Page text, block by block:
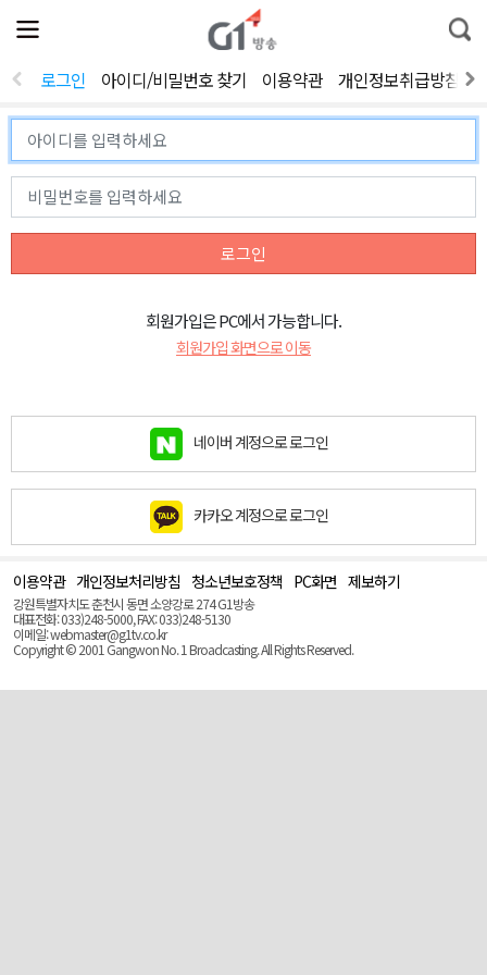
전
체
뉴
열
통
합
색
로그인 아이디/비밀번호 찾기 이용약관 개인정보취급방침
로그인
회원가입은 PC에서 가능합니다.
회원가입 화면으로 이동
네이버 계정으로 로그인
카카오 계정으로 로그인
이용약관 개인정보처리방침 청소년보호정책 PC화면 제보하기
강원특별자치도 춘천시 동면 소양강로 274 G1방송
대표전화: 033)248-5000, FAX: 033)248-5130
이메일: webmaster@g1tv.co.kr
Copyright © 2001 Gangwon No. 1 Broadcasting. All Rights Reserved.